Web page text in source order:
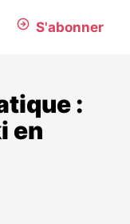
S'abonner
:
en